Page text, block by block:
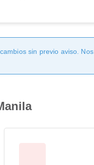
sin previo aviso. Nos